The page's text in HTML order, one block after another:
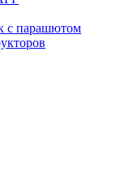
с парашютом